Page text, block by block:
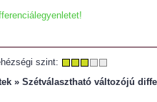
szint:
» Szétválasztható változójú